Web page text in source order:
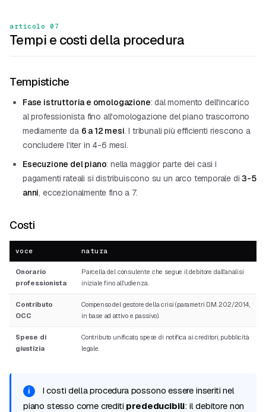
articolo 07
Tempi e costi della procedura
Tempistiche
Fase istruttoria e omologazione: dal momento dell'incarico
al professionista fino all'omologazione del piano trascorrono
mediamente da 6 a 12 mesi. I tribunali più efficienti riescono a
concludere l'iter in 4-6 mesi.
Esecuzione del piano: nella maggior parte dei casi i
pagamenti rateali si distribuiscono su un arco temporale di3-5
anni, eccezionalmente fino a 7.
Costi
voce natura
Onorario
professionista
Parcella del consulente che segue il debitore dall'analisi
iniziale fino all'udienza.
Contributo
OCC
Compenso del gestore della crisi (parametri D.M. 202/2014,
in base ad attivo e passivo).
Spese di
giustizia
Contributo unificato, spese di notifica ai creditori, pubblicità
legale.
I costi della procedura possono essere inseriti nel
piano stesso come crediti prededucibili: il debitore non